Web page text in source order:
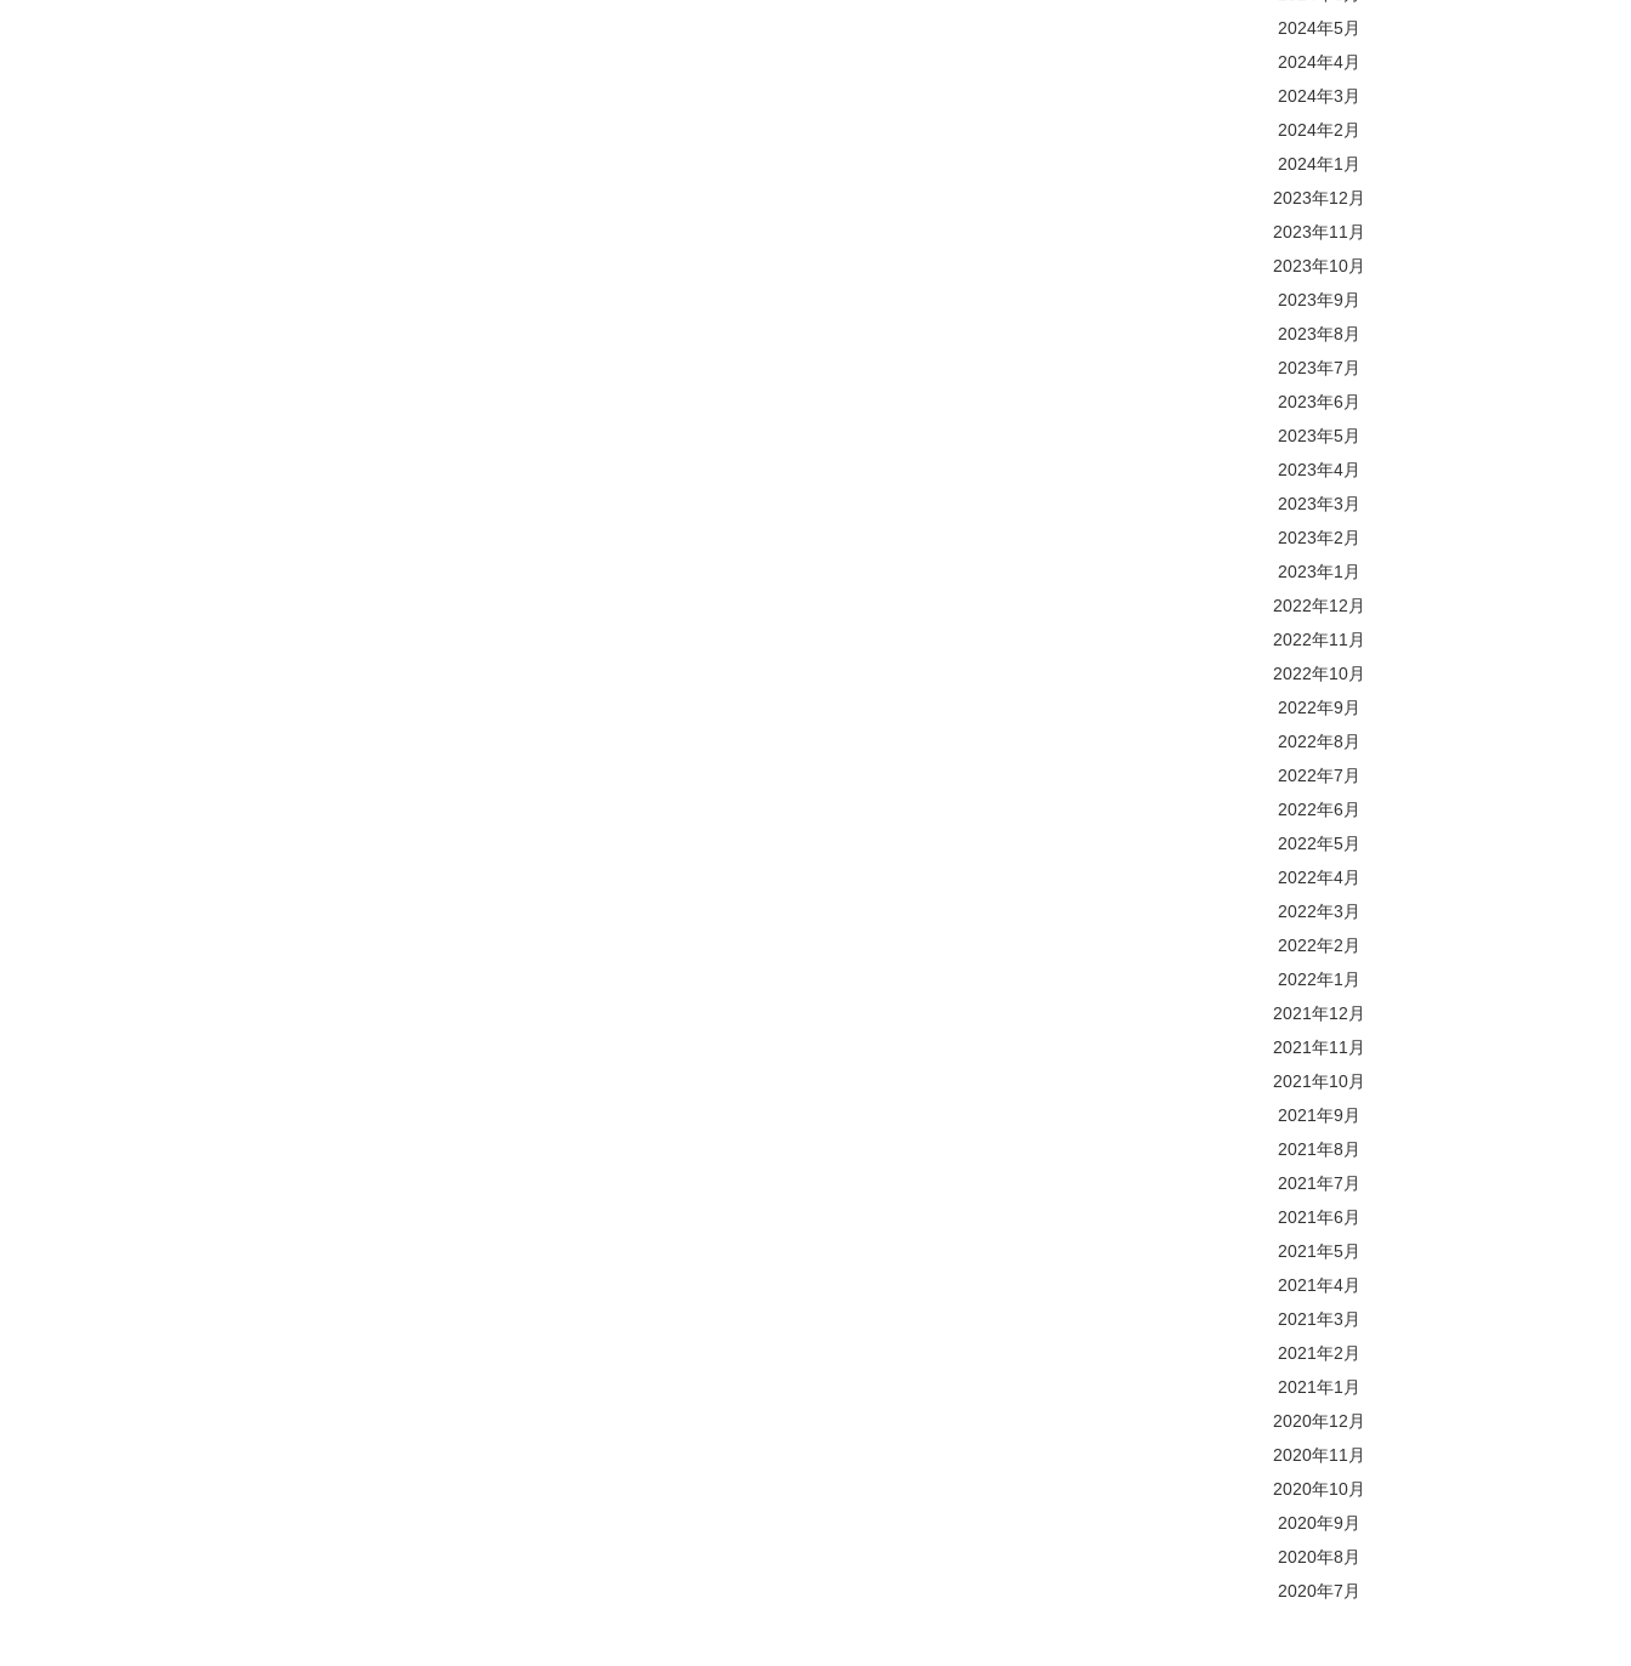
2024年5月
2024年4月
2024年3月
2024年2月
2024年1月
2023年12月
2023年11月
2023年10月
2023年9月
2023年8月
2023年7月
2023年6月
2023年5月
2023年4月
2023年3月
2023年2月
2023年1月
2022年12月
2022年11月
2022年10月
2022年9月
2022年8月
2022年7月
2022年6月
2022年5月
2022年4月
2022年3月
2022年2月
2022年1月
2021年12月
2021年11月
2021年10月
2021年9月
2021年8月
2021年7月
2021年6月
2021年5月
2021年4月
2021年3月
2021年2月
2021年1月
2020年12月
2020年11月
2020年10月
2020年9月
2020年8月
2020年7月